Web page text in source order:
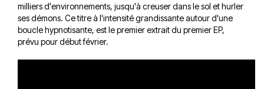
milliers d'environnements, jusqu'à creuser dans le sol et hurler
ses démons. Ce titre à l'intensité grandissante autour d'une
boucle hypnotisante, est le premier extrait du premier EP,
prévu pour début février.